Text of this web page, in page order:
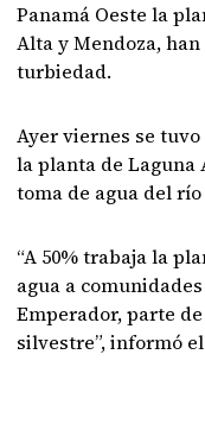
Panamá Oeste la
Alta y Mendoza,
turbiedad.
Ayer viernes se
la planta de
toma de agua del
“A 50% trabaja la
agua a
Emperador, parte
silvestre”, informó